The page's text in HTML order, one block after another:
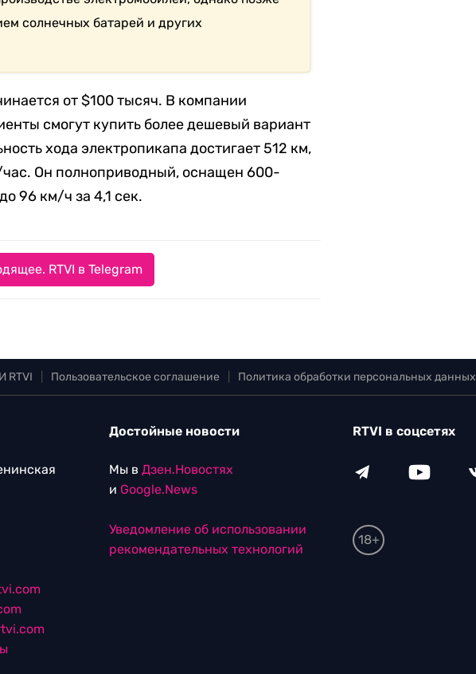
солнечных батарей и других
от $100 тысяч. В компании
смогут купить более дешевый вариант
хода электропикапа достигает 512 км,
Он полноприводный, оснащен 600-
96 км/ч за 4,1 сек.
RTVI в Telegram
RTVI Пользовательское соглашение Политика обработки персональных данных
Достойные новости
Мы в Дзен.Новостях
и Google.News
Уведомление об использовании
рекомендательных технологий
RTVI в соцсетях
18+